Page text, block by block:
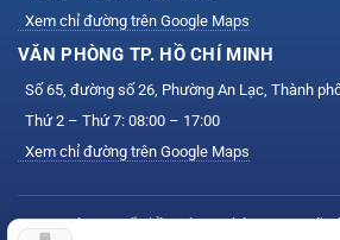
Xem chỉ đường trên Google Maps
VĂN PHÒNG TP. HỒ CHÍ MINH
Số 65, đường số 26, Phường An Lạc, Thành
Thứ 2 – Thứ 7: 08:00 – 17:00
Xem chỉ đường trên Google Maps
Công ty Cổ phần Công nghệ VIS — Mã